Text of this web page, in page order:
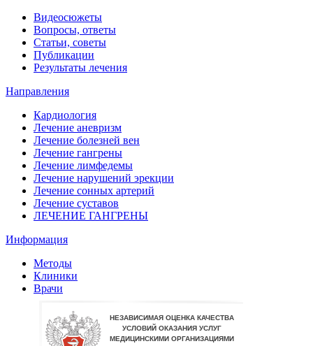
Видеосюжеты
Вопросы, ответы
Статьи, советы
Публикации
Результаты лечения
Направления
Кардиология
Лечение аневризм
Лечение болезней вен
Лечение гангрены
Лечение лимфедемы
Лечение нарушений эрекции
Лечение сонных артерий
Лечение суставов
ЛЕЧЕНИЕ ГАНГРЕНЫ
Информация
Методы
Клиники
Врачи